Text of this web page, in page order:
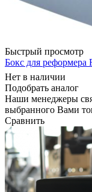
Быстрый просмотр
Бокс для реформера
Нет в наличии
Подобрать аналог
Наши менеджеры
выбранного Вами
Сравнить